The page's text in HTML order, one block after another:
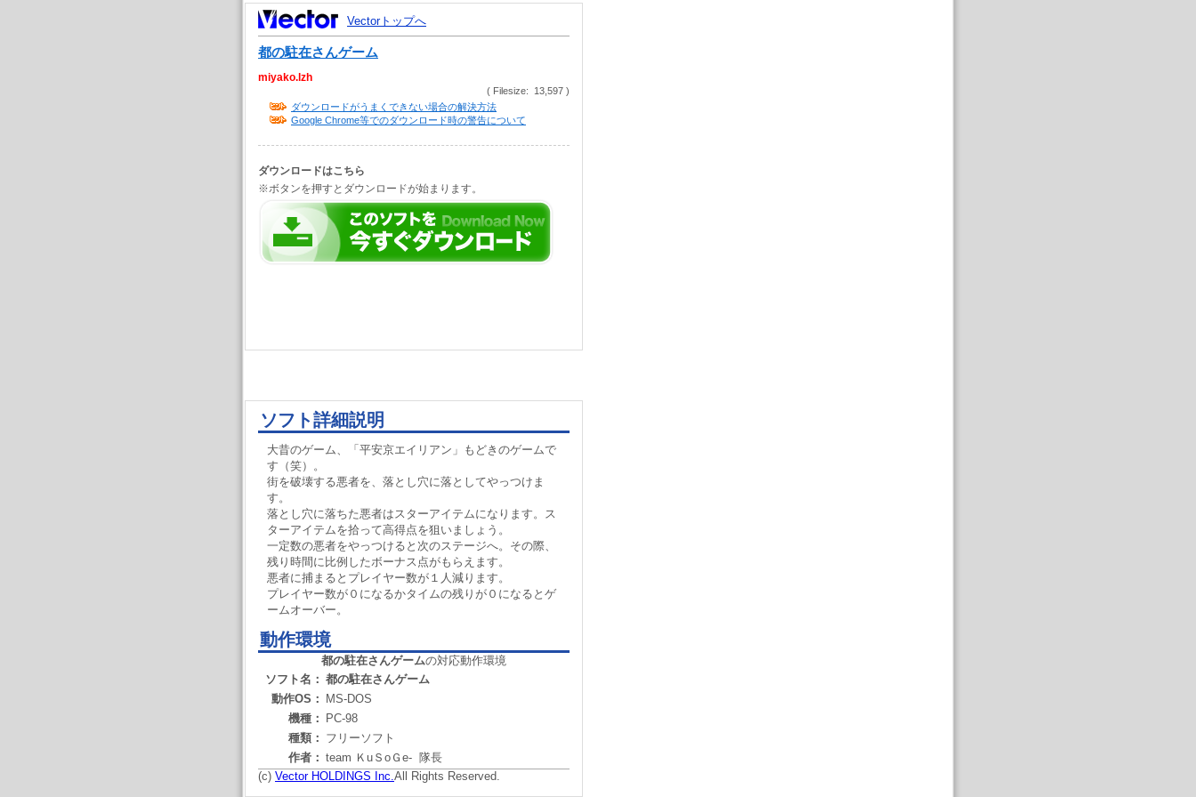
Vectorトップへ
都の駐在さんゲーム
miyako.lzh
( Filesize: 13,597 )
ダウンロードがうまくできない場合の解決方法
Google Chrome等でのダウンロード時の警告について
ダウンロードはこちら
※ボタンを押すとダウンロードが始まります。
ソフト詳細説明
大昔のゲーム、「平安京エイリアン」もどきのゲームで
す（笑）。
街を破壊する悪者を、落とし穴に落としてやっつけま
す。
落とし穴に落ちた悪者はスターアイテムになります。ス
ターアイテムを拾って高得点を狙いましょう。
一定数の悪者をやっつけると次のステージへ。その際、
残り時間に比例したボーナス点がもらえます。
悪者に捕まるとプレイヤー数が１人減ります。
プレイヤー数が０になるかタイムの残りが０になるとゲ
ームオーバー。
動作環境
都の駐在さんゲームの対応動作環境
ソフト名： 都の駐在さんゲーム
動作OS：
MS-DOS
機種：
PC-98
種類： フリーソフト
作者： team ＫuＳoＧe- 隊長
(c) Vector HOLDINGS Inc.All Rights Reserved.